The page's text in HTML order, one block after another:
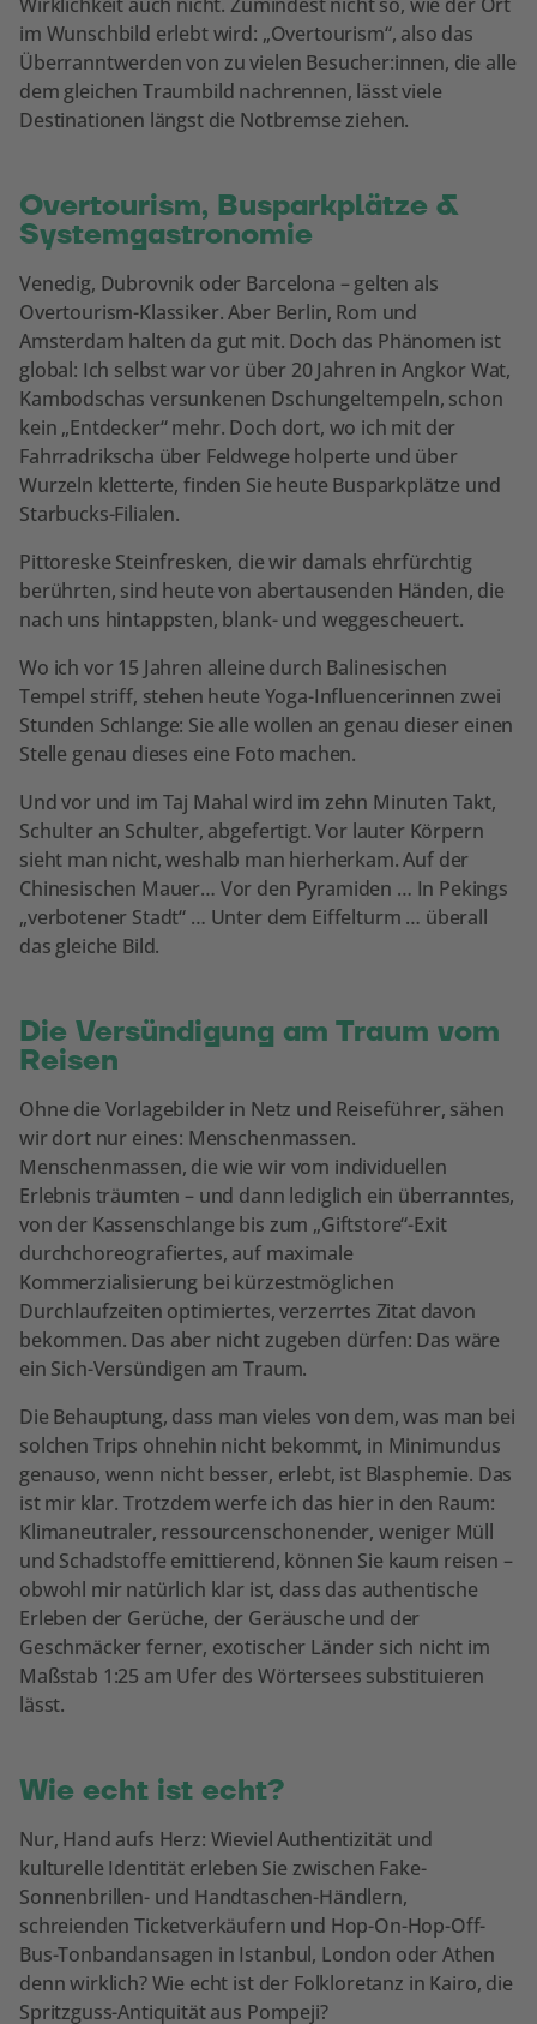
im Wunschbild erlebt wird: „Overtourism“, also das
Überranntwerden von zu vielen Besucher:innen, die alle
dem gleichen Traumbild nachrennen, lässt viele
Destinationen längst die Notbremse ziehen.
Overtourism, Busparkplätze &
Systemgastronomie
Venedig, Dubrovnik oder Barcelona – gelten als
Overtourism-Klassiker. Aber Berlin, Rom und
Amsterdam halten da gut mit. Doch das Phänomen ist
global: Ich selbst war vor über 20 Jahren in Angkor Wat,
Kambodschas versunkenen Dschungeltempeln, schon
kein „Entdecker“ mehr. Doch dort, wo ich mit der
Fahrradrikscha über Feldwege holperte und über
Wurzeln kletterte, finden Sie heute Busparkplätze und
Starbucks-Filialen.
Pittoreske Steinfresken, die wir damals ehrfürchtig
berührten, sind heute von abertausenden Händen, die
nach uns hintappsten, blank- und weggescheuert.
Wo ich vor 15 Jahren alleine durch Balinesischen
Tempel striff, stehen heute Yoga-Influencerinnen zwei
Stunden Schlange: Sie alle wollen an genau dieser einen
Stelle genau dieses eine Foto machen.
Und vor und im Taj Mahal wird im zehn Minuten Takt,
Schulter an Schulter, abgefertigt. Vor lauter Körpern
sieht man nicht, weshalb man hierherkam. Auf der
Chinesischen Mauer… Vor den Pyramiden … In Pekings
„verbotener Stadt“ … Unter dem Eiffelturm … überall
das gleiche Bild.
Die Versündigung am Traum vom
Reisen
Ohne die Vorlagebilder in Netz und Reiseführer, sähen
wir dort nur eines: Menschenmassen.
Menschenmassen, die wie wir vom individuellen
Erlebnis träumten – und dann lediglich ein überranntes,
von der Kassenschlange bis zum „Giftstore“-Exit
durchchoreografiertes, auf maximale
Kommerzialisierung bei kürzestmöglichen
Durchlaufzeiten optimiertes, verzerrtes Zitat davon
bekommen. Das aber nicht zugeben dürfen: Das wäre
ein Sich-Versündigen am Traum.
Die Behauptung, dass man vieles von dem, was man bei
solchen Trips ohnehin nicht bekommt, in Minimundus
genauso, wenn nicht besser, erlebt, ist Blasphemie. Das
ist mir klar. Trotzdem werfe ich das hier in den Raum:
Klimaneutraler, ressourcenschonender, weniger Müll
und Schadstoffe emittierend, können Sie kaum reisen –
obwohl mir natürlich klar ist, dass das authentische
Erleben der Gerüche, der Geräusche und der
Geschmäcker ferner, exotischer Länder sich nicht im
Maßstab 1:25 am Ufer des Wörtersees substituieren
lässt.
Wie echt ist echt?
Nur, Hand aufs Herz: Wieviel Authentizität und
kulturelle Identität erleben Sie zwischen Fake-
Sonnenbrillen- und Handtaschen-Händlern,
schreienden Ticketverkäufern und Hop-On-Hop-Off-
Bus-Tonbandansagen in Istanbul, London oder Athen
denn wirklich? Wie echt ist der Folkloretanz in Kairo, die
Spritzguss-Antiquität aus Pompeji?